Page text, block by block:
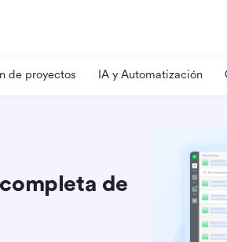
de proyectos IA y Automatización
de